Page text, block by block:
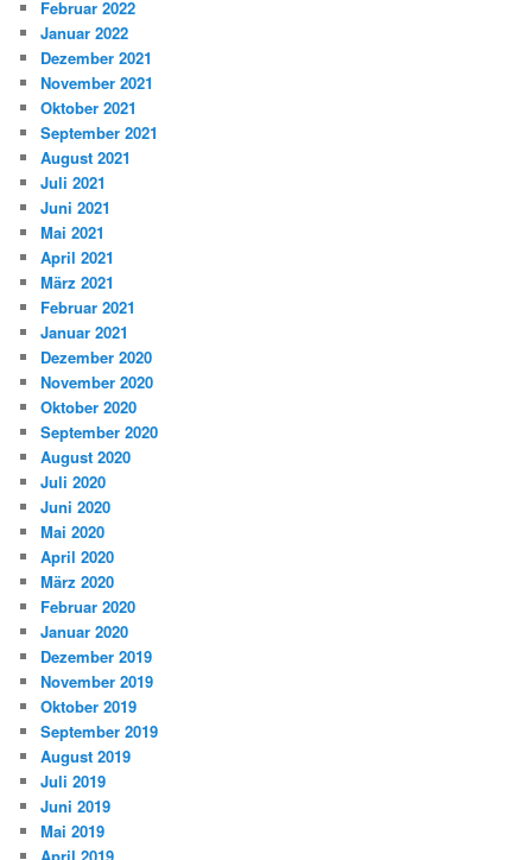
Februar 2022
Januar 2022
Dezember 2021
November 2021
Oktober 2021
September 2021
August 2021
Juli 2021
Juni 2021
Mai 2021
April 2021
März 2021
Februar 2021
Januar 2021
Dezember 2020
November 2020
Oktober 2020
September 2020
August 2020
Juli 2020
Juni 2020
Mai 2020
April 2020
März 2020
Februar 2020
Januar 2020
Dezember 2019
November 2019
Oktober 2019
September 2019
August 2019
Juli 2019
Juni 2019
Mai 2019